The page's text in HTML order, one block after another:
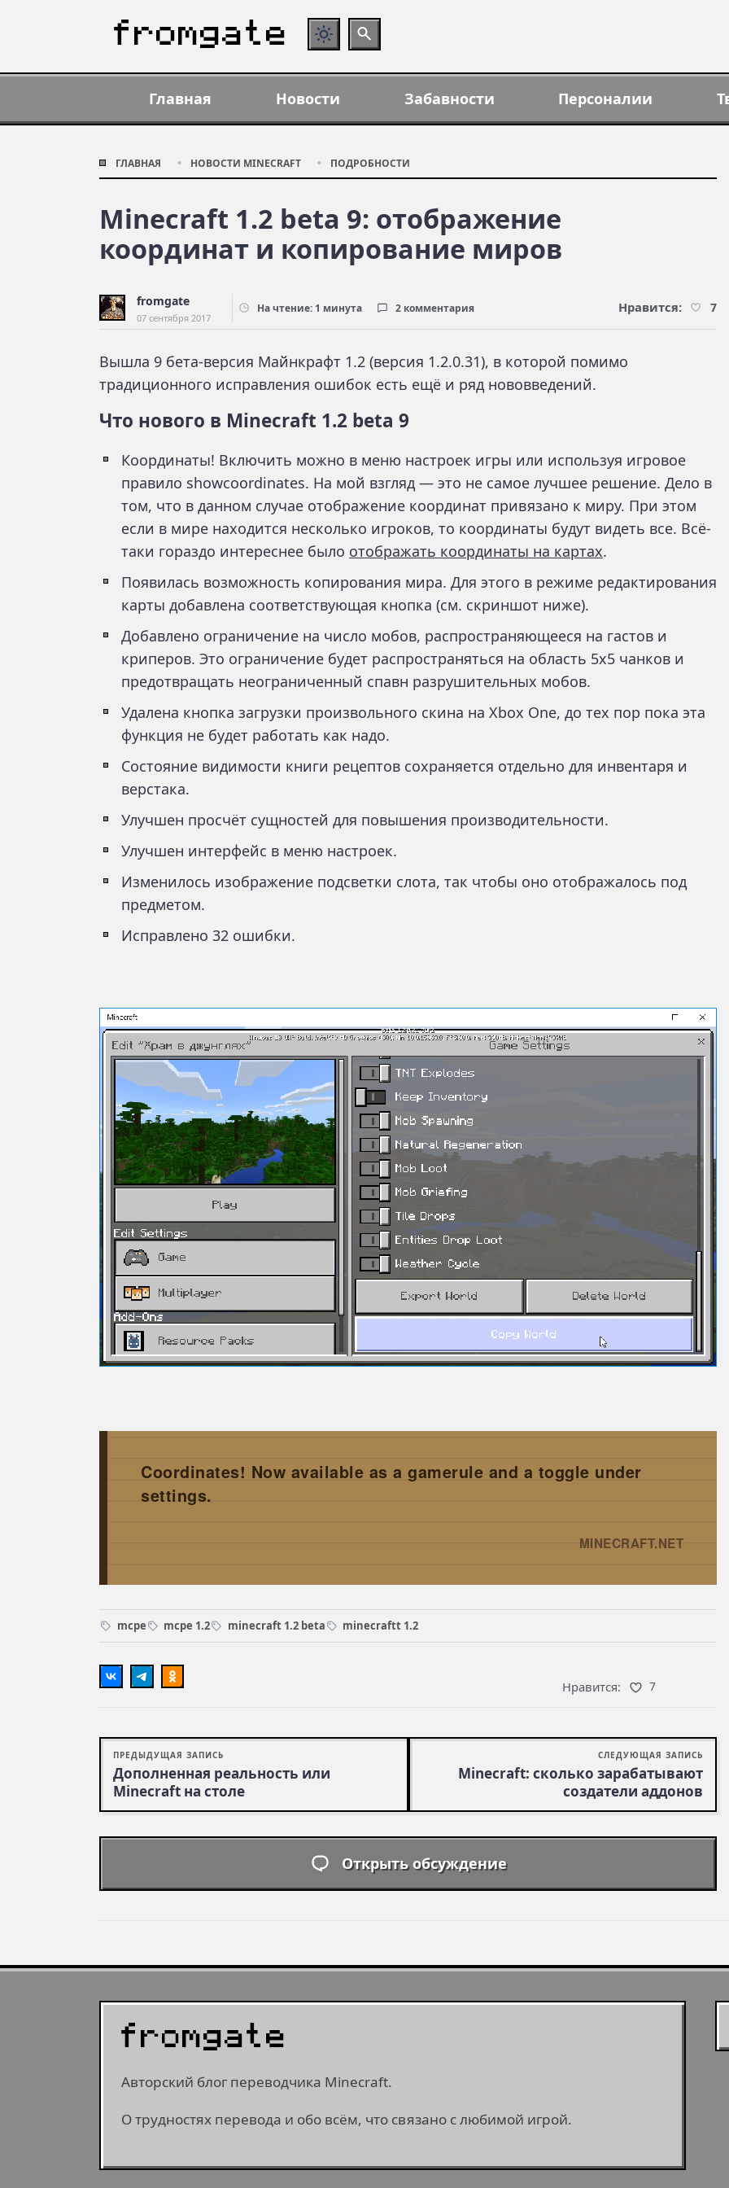
Главная Новости Забавности Персоналии
ГЛАВНАЯ НОВОСТИ MINECRAFT ПОДРОБНОСТИ
Minecraft 1.2 beta 9: отображение
координат и копирование миров
fromgate
07 сентября 2017
На чтение: 1 минута 2 комментария Нравится: 7
Вышла 9 бета-версия Майнкрафт 1.2 (версия 1.2.0.31), в которой помимо
традиционного исправления ошибок есть ещё и ряд нововведений.
Что нового в Minecraft 1.2 beta 9
Координаты! Включить можно в меню настроек игры или используя игровое
правило showcoordinates. На мой взгляд — это не самое лучшее решение. Дело в
том, что в данном случае отображение координат привязано к миру. При этом
если в мире находится несколько игроков, то координаты будут видеть все. Всё-
таки гораздо интереснее было отображать координаты на картах.
Появилась возможность копирования мира. Для этого в режиме редактирования
карты добавлена соответствующая кнопка (см. скриншот ниже).
Добавлено ограничение на число мобов, распространяющееся на гастов и
криперов. Это ограничение будет распространяться на область 5х5 чанков и
предотвращать неограниченный спавн разрушительных мобов.
Удалена кнопка загрузки произвольного скина на Xbox One, до тех пор пока эта
функция не будет работать как надо.
Состояние видимости книги рецептов сохраняется отдельно для инвентаря и
верстака.
Улучшен просчёт сущностей для повышения производительности.
Улучшен интерфейс в меню настроек.
Изменилось изображение подсветки слота, так чтобы оно отображалось под
предметом.
Исправлено 32 ошибки.
Coordinates! Now available as a gamerule and a toggle under
settings.
MINECRAFT.NET
mcpe mcpe 1.2 minecraft 1.2 beta minecraftt 1.2
Нравится: 7
ПРЕДЫДУЩАЯ ЗАПИСЬ
Дополненная реальность или
Minecraft на столе
СЛЕДУЮЩАЯ ЗАПИСЬ
Minecraft: сколько зарабатывают
создатели аддонов
Открыть обсуждение
Авторский блог переводчика Minecraft.
О трудностях перевода и обо всём, что связано с любимой игрой.